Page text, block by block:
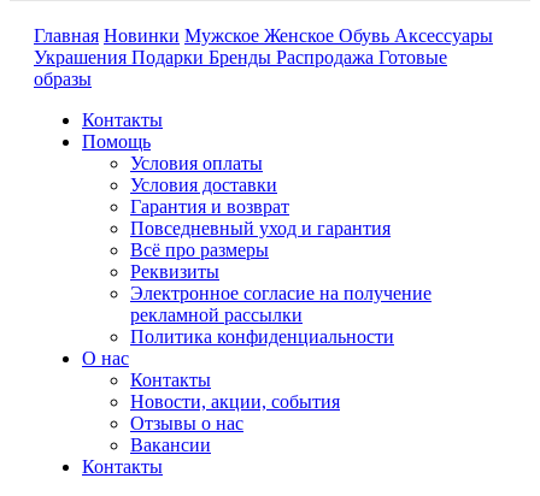
Главная Новинки Мужское Женское Обувь Аксессуары
Украшения Подарки Бренды Распродажа Готовые
образы
Контакты
Помощь
Условия оплаты
Условия доставки
Гарантия и возврат
Повседневный уход и гарантия
Всё про размеры
Реквизиты
Электронное согласие на получение
рекламной рассылки
Политика конфиденциальности
О нас
Контакты
Новости, акции, события
Отзывы о нас
Вакансии
Контакты